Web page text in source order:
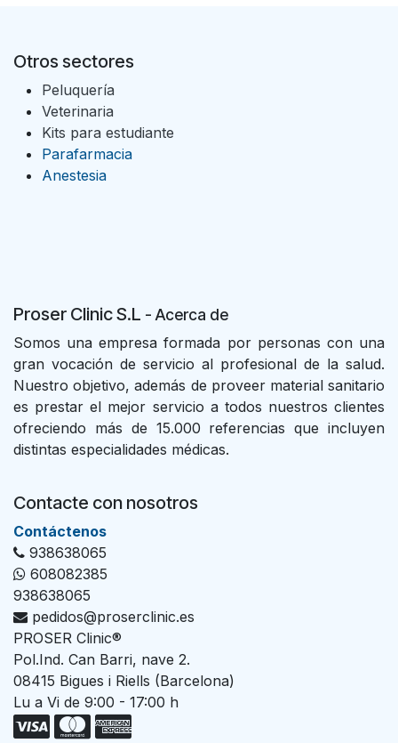
Otros sectores
Peluquería
Veterinaria
Kits para estudiante
Parafarmacia
Anestesia
Proser Clinic S.L - Acerca de
Somos una empresa formada por personas con una
gran vocación de servicio al profesional de la salud.
Nuestro objetivo, además de proveer material sanitario
es prestar el mejor servicio a todos nuestros clientes
ofreciendo más de 15.000 referencias que incluyen
distintas especialidades médicas.
Contacte con nosotros
Con​tác​tenos
938638065
608082385
938638065
pedidos@proserclinic.es
PROSER Clinic®
Pol.Ind. Can Barri, nave 2.
08415 Bigues i Riells (Barcelona)
Lu a Vi de 9:00 - 17:00 h